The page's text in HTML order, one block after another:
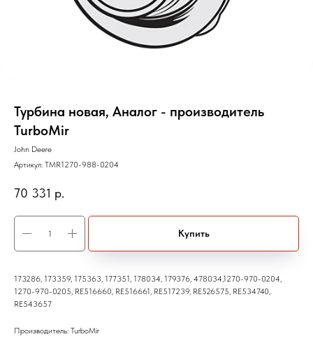
Турбина новая, Аналог - производитель
TurboMir
John Deere
Артикул: TMR1270-988-0204
70 331 р.
Купить
173286, 173359, 175363, 177351, 178034, 179376, 478034,1270-970-0204,
1270-970-0205, RE516660, RE516661, RE517239, RE526575, RE534740,
RE543657
Производитель: TurboMir